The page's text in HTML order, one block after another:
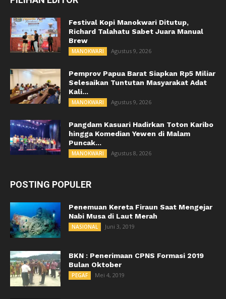
Festival Kopi Manokwari Ditutup,
Richard Talahatu Sabet Juara Manual
Brew
MANOKWARI Agustus 9, 2026
Pemprov Papua Barat Siapkan Rp5 Miliar
Selesaikan Tuntutan Masyarakat Adat
Kali...
MANOKWARI Agustus 9, 2026
Pangdam Kasuari Hadirkan Toton Karibo
hingga Komedian Yewen di Malam
Puncak...
MANOKWARI Agustus 8, 2026
POSTING POPULER
Penemuan Kereta Firaun Saat Mengejar
Nabi Musa di Laut Merah
NASIONAL Juni 3, 2019
BKN : Penerimaan CPNS Formasi 2019
Bulan Oktober
PEGAF Mei 4, 2019